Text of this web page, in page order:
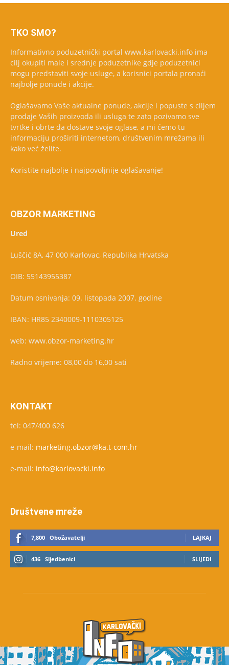
TKO SMO?
Informativno poduzetnički portal www.karlovacki.info ima
cilj okupiti male i srednje poduzetnike gdje poduzetnici
mogu predstaviti svoje usluge, a korisnici portala pronaći
najbolje ponude i akcije.
Oglašavamo Vaše aktualne ponude, akcije i popuste s ciljem
prodaje Vaših proizvoda ili usluga te zato pozivamo sve
tvrtke i obrte da dostave svoje oglase, a mi ćemo tu
informaciju proširiti internetom, društvenim mrežama ili
kako već želite.
Koristite najbolje i najpovoljnije oglašavanje!
OBZOR MARKETING
Ured
Luščić 8A, 47 000 Karlovac, Republika Hrvatska
OIB: 55143955387
Datum osnivanja: 09. listopada 2007. godine
IBAN: HR85 2340009-1110305125
web: www.obzor-marketing.hr
Radno vrijeme: 08,00 do 16,00 sati
KONTAKT
tel: 047/400 626
e-mail: marketing.obzor@ka.t-com.hr
e-mail: info@karlovacki.info
Društvene mreže
7,800 Obožavatelji LAJKAJ
436 Sljedbenici SLIJEDI